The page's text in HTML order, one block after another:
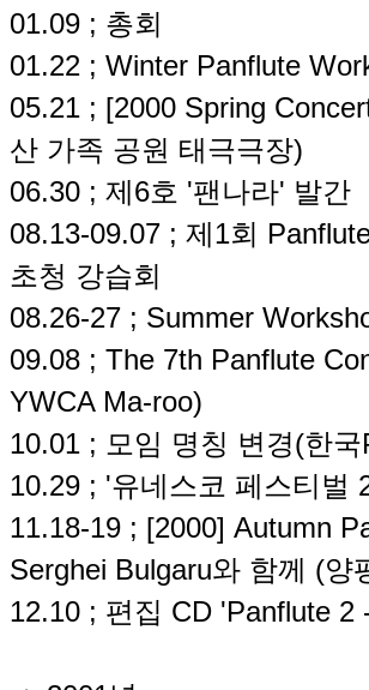
01.09 ; 총회
01.22 ; Winter Panflute
05.21 ; [2000 Spring
산 가족 공원 태극극장)
06.30 ; 제6호 '팬나라' 발간
08.13-09.07 ; 제1회
초청 강습회
08.26-27 ; Summer
09.08 ; The 7th Panflute
YWCA Ma-roo)
10.01 ; 모임 명칭 변경(한
10.29 ; '유네스코 페스티벌
11.18-19 ; [2000] Autumn
Serghei Bulgaru와 함께 (양
12.10 ; 편집 CD 'Panflute 2